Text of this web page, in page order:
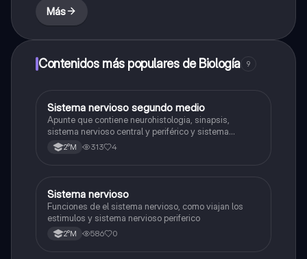
Más
Contenidos más populares de Biología 9
Biología
Sistema nervioso segundo medio
Apunte que contiene neurohistologia, sinapsis,
sistema nervioso central y periférico y sistema
endocrino
2°M 313 4
SBiología
Sistema nervioso
Funciones de el sistema nervioso, como viajan los
estimulos y sistema nervioso periferico
2°M 586 0